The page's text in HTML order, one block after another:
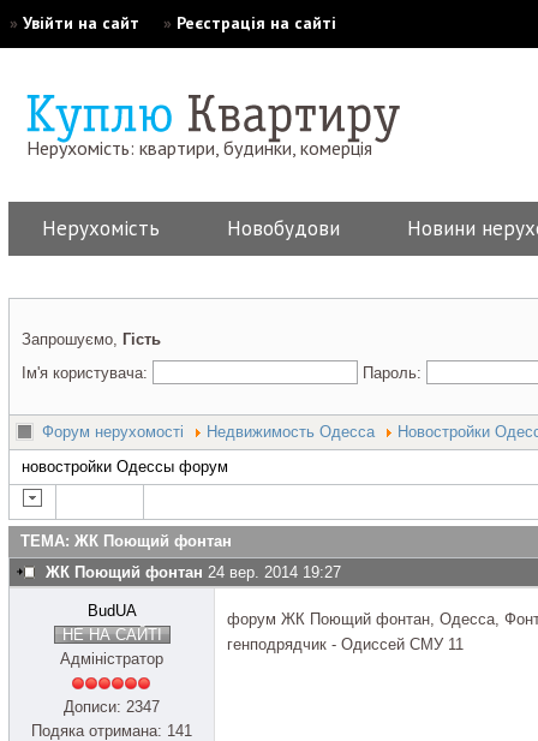
» Увійти на сайт » Реєстрація на сайті
Нерухомість: квартири, будинки, комерція
Нерухомість Новобудови Новини
Запрошуємо, Гість
Ім'я користувача:
Пароль:
Форум нерухомості Недвижимость Одесса
Новостройки
новостройки Одессы форум
ТЕМА: ЖК Поющий фонтан
ЖК Поющий фонтан 24 вер. 2014 19:27
BudUA
НЕ НА САЙТІ
Адміністратор
Дописи: 2347
Подяка отримана: 141
форум ЖК Поющий фонтан, Одесса,
генподрядчик - Одиссей СМУ 11